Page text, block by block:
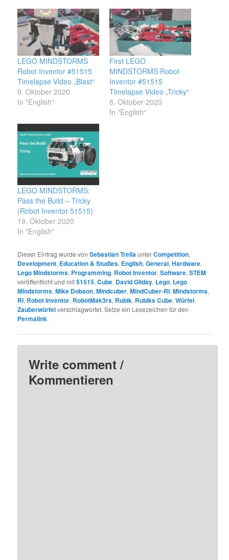
LEGO MINDSTORMS
Robot Inventor #51515
Timelapse Video „Blast“
9. Oktober 2020
In "English"
First LEGO
MINDSTORMS Robot
Inventor #51515
Timelapse Video „Tricky“
8. Oktober 2020
In "English"
LEGO MINDSTORMS:
Pass the Build – Tricky
(Robot Inventor 51515)
19. Oktober 2020
In "English"
Dieser Eintrag wurde vonSebastian TrellaunterCompetition,
Development, Education & Studies, English,General,Hardware,
Lego Mindstorms, Programming, Robot Inventor,Software,STEM
veröffentlicht und mit51515,Cube, David Gilday, Lego, Lego
Mindstorms,Mike Dobson,Mindcuber,MindCuber-RI,Mindstorms,
RI, Robot Inventor, RobotMak3rs, Rubik, Rubiks Cube,Würfel,
Zauberwürfelverschlagwortet. Setze ein Lesezeichen für den
Permalink.
Write comment /
Kommentieren